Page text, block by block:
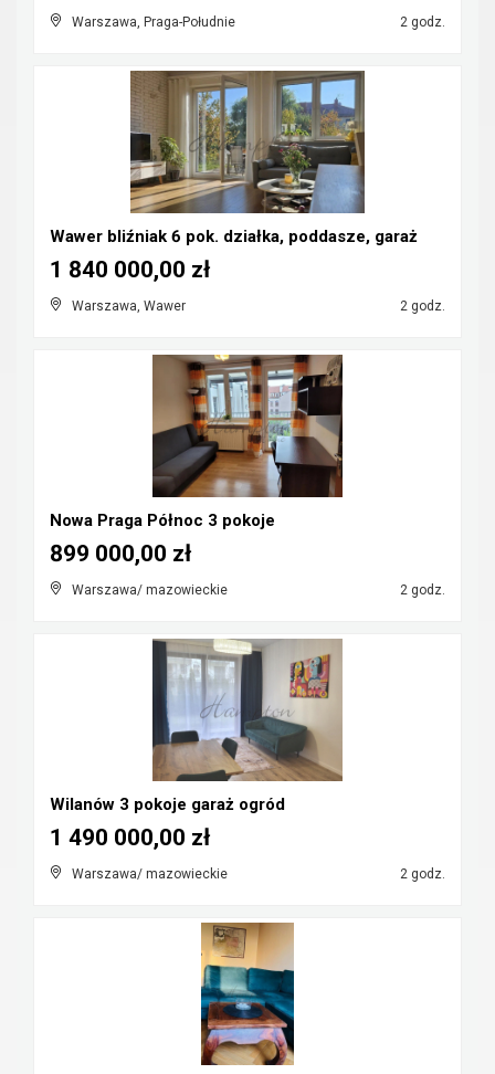
Warszawa, Praga-Południe 2 godz.
Wawer bliźniak 6 pok. działka, poddasze, garaż
Warszawa, Wawer 2 godz.
1 840 000,00 zł
Nowa Praga Północ 3 pokoje
Warszawa/ mazowieckie 2 godz.
899 000,00 zł
Wilanów 3 pokoje garaż ogród
Warszawa/ mazowieckie 2 godz.
1 490 000,00 zł